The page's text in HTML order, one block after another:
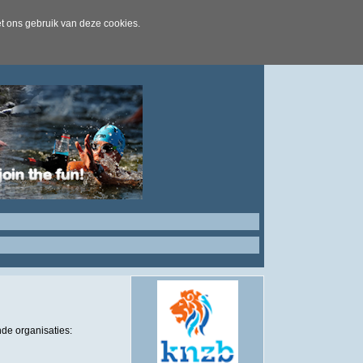
ons gebruik van deze cookies.
organisaties: